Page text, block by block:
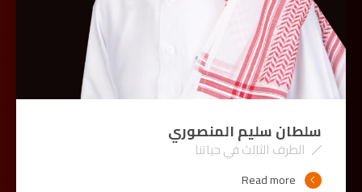
سلطان سليم المنصوري
الطرف الثالث في حياتنا
Read more